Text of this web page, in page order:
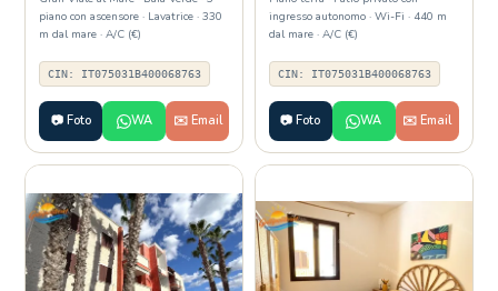
piano con ascensore · Lavatrice · 330
m dal mare · A/C (€)
CIN: IT075031B400068763
📷 Foto WA ✉️ Email
ingresso autonomo · Wi-Fi · 440 m
dal mare · A/C (€)
CIN: IT075031B400068763
📷 Foto WA ✉️ Email